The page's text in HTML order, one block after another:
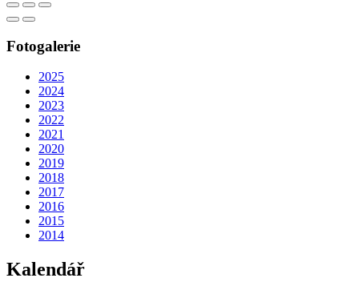
Fotogalerie
2025
2024
2023
2022
2021
2020
2019
2018
2017
2016
2015
2014
Kalendář